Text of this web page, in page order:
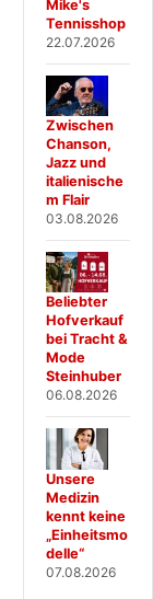
Mike's
Tennisshop
22.07.2026
Zwischen
Chanson,
Jazz und
italienische
m Flair
03.08.2026
Beliebter
Hofverkauf
bei Tracht &
Mode
Steinhuber
06.08.2026
Unsere
Medizin
kennt keine
„Einheitsmo
delle“
07.08.2026